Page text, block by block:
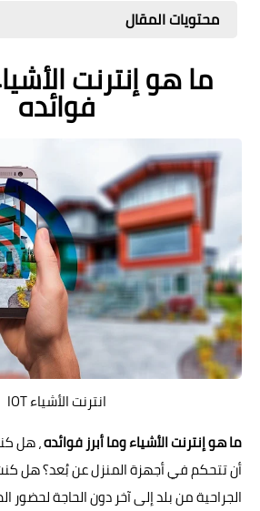
محتويات المقال
ما هو إنترنت
فوائده
انترنت الأشياء IOT
ما هو إنترنت الأشياء وما أبرز فوائده، هل
أن تتحكم في أجهزة المنزل عن بُعد؟ هل
الجراحية من بلد إلى آخر دون الحاجة لحضور